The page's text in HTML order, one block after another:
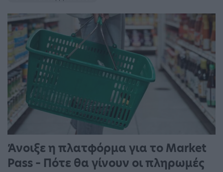
Άνοιξε η πλατφόρμα για το Market
Pass – Πότε θα γίνουν οι πληρωμές